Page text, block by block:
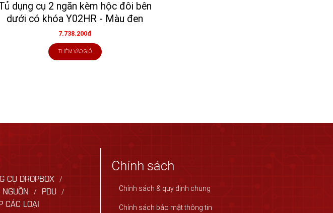
dụng cụ 2 ngăn kèm hộc đôi bên
dưới có khóa Y02HR - Màu đen
7.738.200đ
THÊM VÀO GIỎ
CỤ DROPBOX
NGUỒN
PDU
CÁC LOẠI
Chính sách
Chính sách & quy định chung
Chính sách bảo mật thông tin